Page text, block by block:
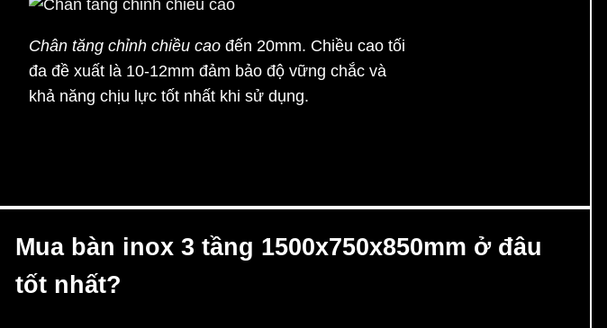
Chân tăng chỉnh chiều cao đến 20mm. Chiều cao tối
đa đề xuất là 10-12mm đảm bảo độ vững chắc và
khả năng chịu lực tốt nhất khi sử dụng.
Mua bàn inox 3 tầng 1500x750x850mm ở đâu
tốt nhất?